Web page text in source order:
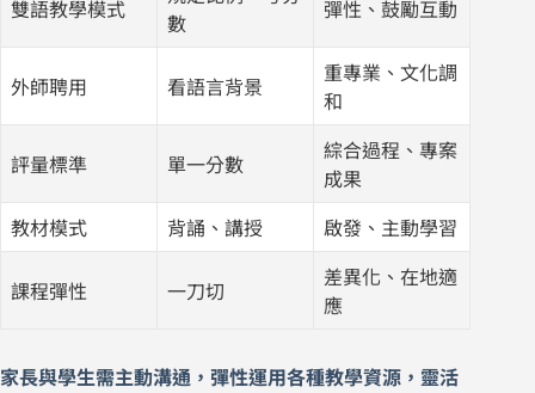
雙語教學模式
數
彈性、鼓勵互動
外師聘用 看語言背景
重專業、文化調
和
評量標準 單一分數
綜合過程、專案
成果
教材模式 背誦、講授 啟發、主動學習
課程彈性 一刀切
差異化、在地適
應
家長與學生需主動溝通，彈性運用各種教學資源，靈活